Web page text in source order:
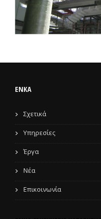
ENKA
Σχετικά
Υπηρεσίες
Έργα
Νέα
Επικοινωνία